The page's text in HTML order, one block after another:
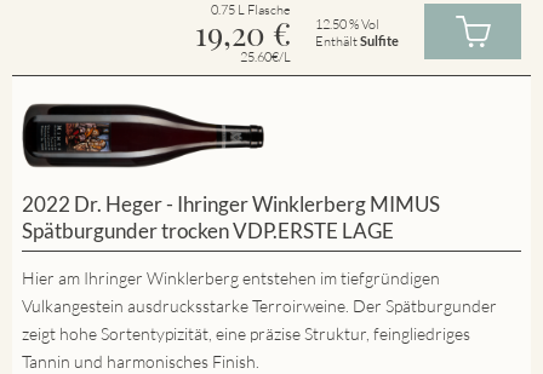
0.75 L Flasche
19,20 €
25.60€/L
12.50 % Vol
EnthältSulfite
2022 Dr. Heger - Ihringer Winklerberg MIMUS
Spätburgunder trocken VDP.ERSTE LAGE
Hier am Ihringer Winklerberg entstehen im tiefgründigen
Vulkangestein ausdrucksstarke Terroirweine. Der Spätburgunder
zeigt hohe Sortentypizität, eine präzise Struktur, feingliedriges
Tannin und harmonisches Finish.